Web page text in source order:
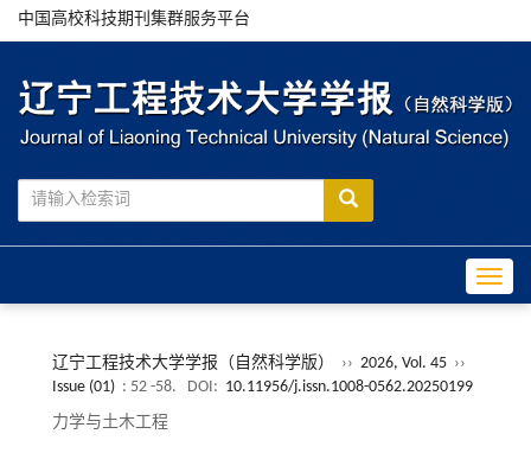
中国高校科技期刊集群服务平台
辽宁工程技术大学学报（自然科学版） ›› 2026, Vol. 45 ››
Issue (01) : 52 -58. DOI: 10.11956/j.issn.1008-0562.20250199
力学与土木工程